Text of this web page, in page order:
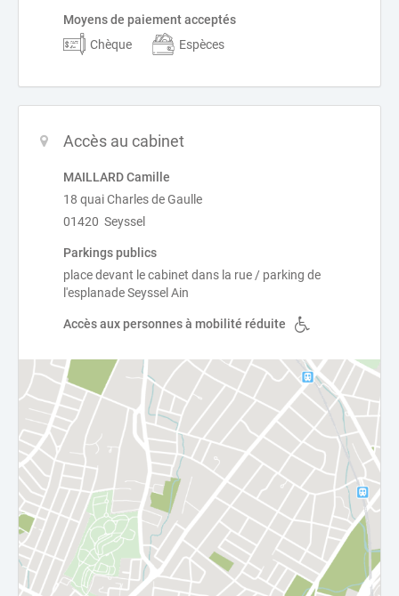
Moyens de paiement acceptés
Chèque
Espèces
Accès au cabinet
MAILLARD Camille
18 quai Charles de Gaulle
01420 Seyssel
Parkings publics
place devant le cabinet dans la rue / parking de
l'esplanade Seyssel Ain
Accès aux personnes à mobilité réduite